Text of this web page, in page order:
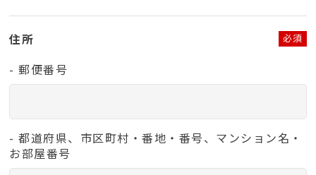
住所 必須
- 郵便番号
- 都道府県、市区町村・番地・番号、マンション名・
お部屋番号